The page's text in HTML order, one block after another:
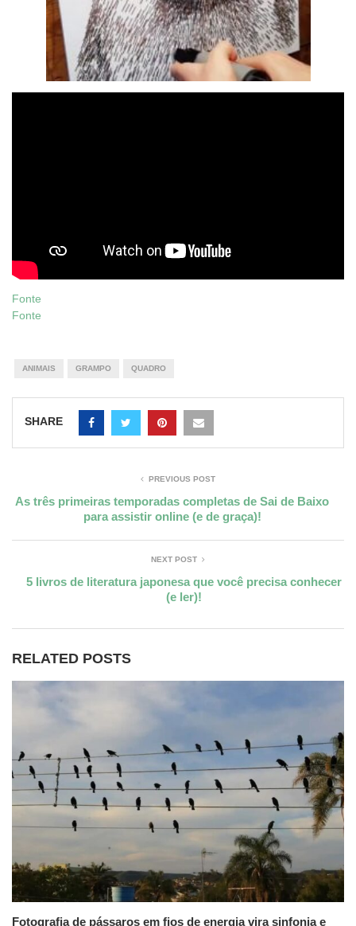
Fonte
Fonte
ANIMAIS GRAMPO QUADRO
SHARE
PREVIOUS POST
As três primeiras temporadas completas de Sai de Baixo
para assistir online (e de graça)!
NEXT POST
5 livros de literatura japonesa que você precisa conhecer
(e ler)!
RELATED POSTS
Fotografia de pássaros em fios de energia vira sinfonia e